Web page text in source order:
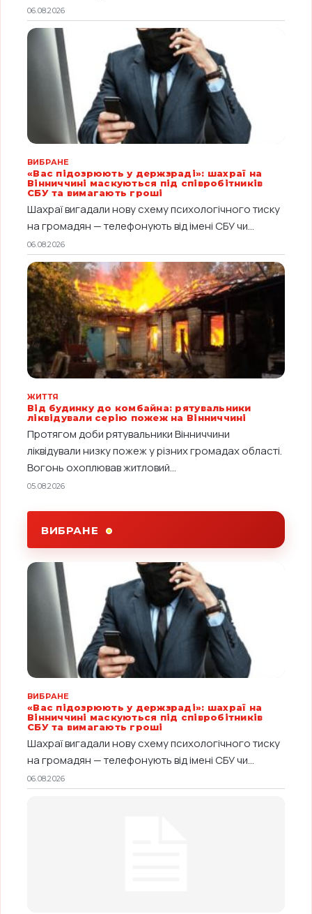
06.08.2026
ВИБРАНЕ
«Вас підозрюють у держзраді»: шахраї на
Вінниччині маскуються під співробітників
СБУ та вимагають гроші
Шахраї вигадали нову схему психологічного тиску
на громадян — телефонують від імені СБУ чи...
06.08.2026
ЖИТТЯ
Від будинку до комбайна: рятувальники
ліквідували серію пожеж на Вінниччині
Протягом доби рятувальники Вінниччини
ліквідували низку пожеж у різних громадах області.
Вогонь охоплював житловий...
05.08.2026
ВИБРАНЕ
ВИБРАНЕ
«Вас підозрюють у держзраді»: шахраї на
Вінниччині маскуються під співробітників
СБУ та вимагають гроші
Шахраї вигадали нову схему психологічного тиску
на громадян — телефонують від імені СБУ чи...
06.08.2026